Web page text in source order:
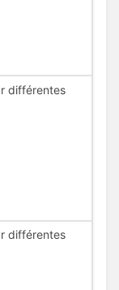
différentes
différentes